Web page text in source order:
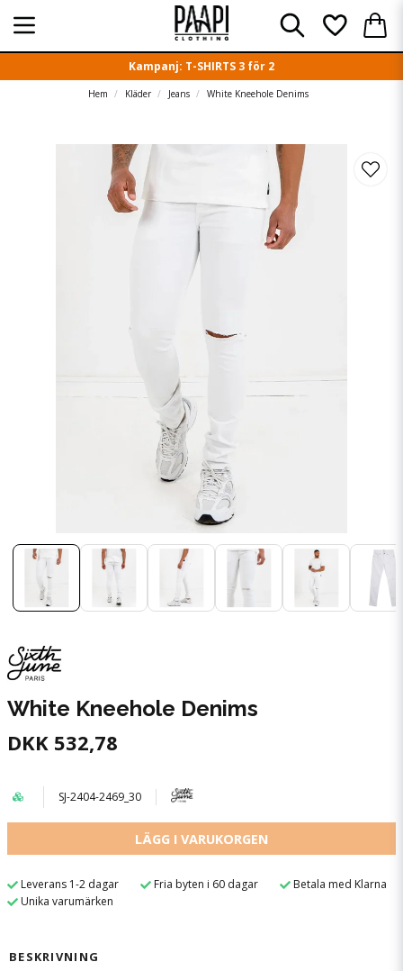
Kampanj: T-SHIRTS 3 för 2
Hem Kläder Jeans White Kneehole Denims
White Kneehole Denims
DKK 532,78
SJ-2404-2469_30
LÄGG I VARUKORGEN
Leverans 1-2 dagar Fria byten i 60 dagar
Betala med Klarna
Unika varumärken
BESKRIVNING